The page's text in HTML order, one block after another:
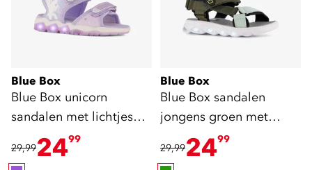
Blue Box
Blue Box unicorn
sandalen met lichtjes
29,992499
Blue Box
Blue Box sandalen
jongens groen met
lampjes
29,992499